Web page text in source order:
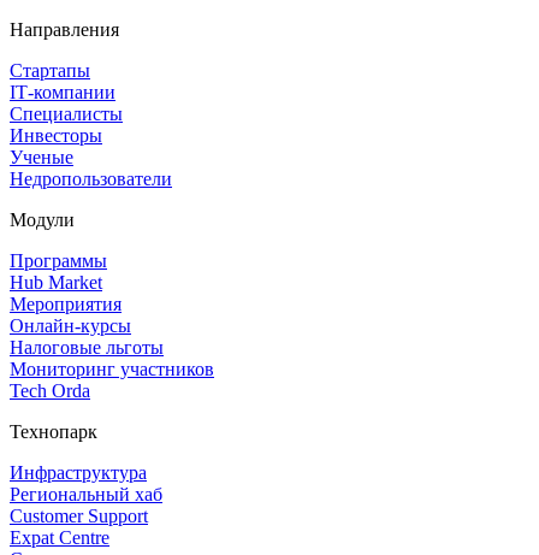
Направления
Стартапы
IT‑компании
Специалисты
Инвесторы
Ученые
Недропользователи
Модули
Программы
Hub Market
Мероприятия
Онлайн‑курсы
Налоговые льготы
Мониторинг участников
Tech Orda
Технопарк
Инфраструктура
Региональный хаб
Customer Support
Expat Centre